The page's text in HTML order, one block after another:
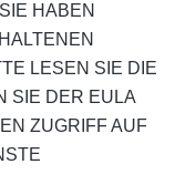
HABEN
LESEN SIE DIE
SIE DER EULA
ZUGRIFF AUF